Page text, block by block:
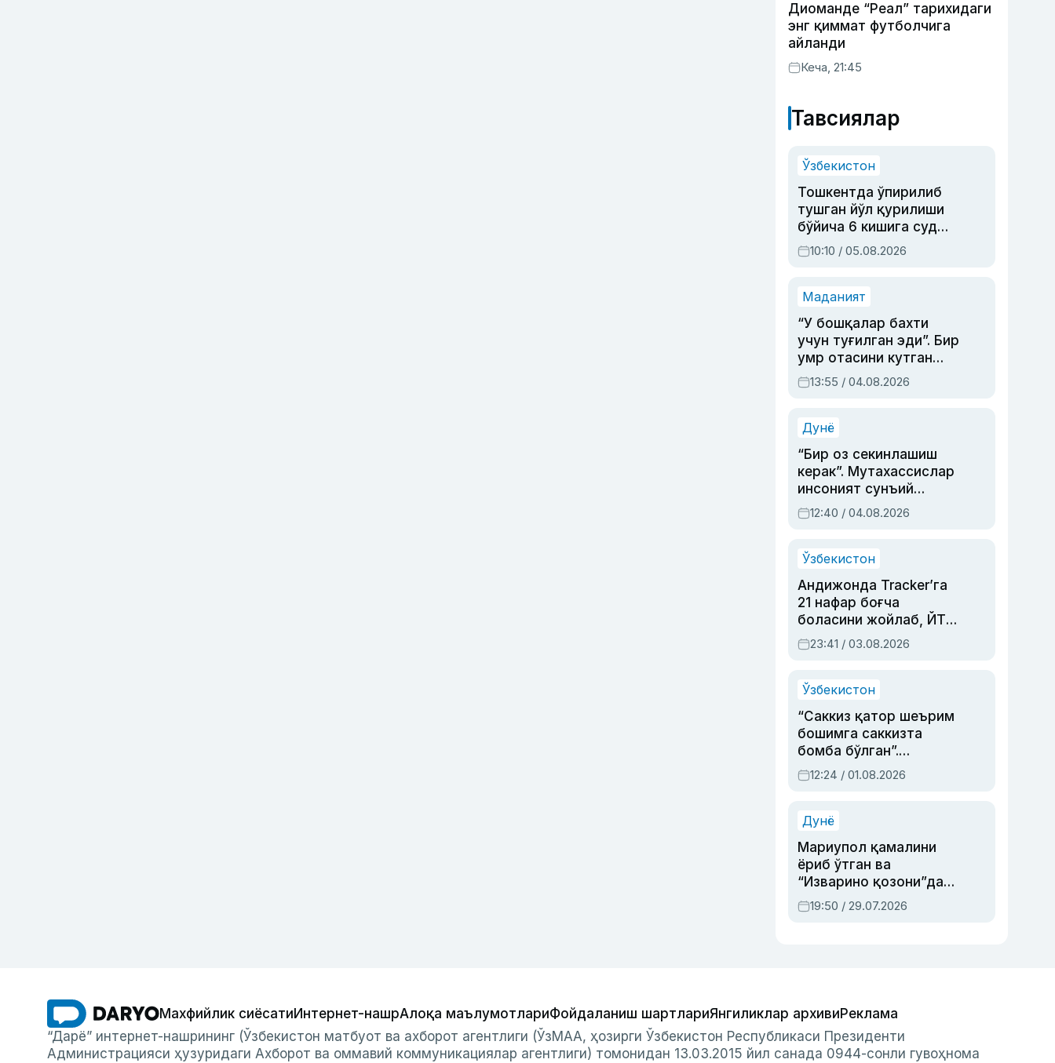
Диоманде “Реал” тарихидаги
энг қиммат футболчига
айланди
Кеча, 21:45
Тавсиялар
Ўзбекистон
Тошкентда ўпирилиб
тушган йўл қурилиши
бўйича 6 кишига суд
ҳукми ўқилди
10:10 / 05.08.2026
Маданият
“У бошқалар бахти
учун туғилган эди”. Бир
умр отасини кутган
актриса ва дубльяж
устаси Римма
синовларга тўла ҳаёти
13:55 / 04.08.2026
Дунё
“Бир оз секинлашиш
керак”. Мутахассислар
инсоният сунъий
интеллектни бошқара
олмай қолишидан
12:40 / 04.08.2026
Ўзбекистон
Андижонда Tracker’га
21 нафар боғча
боласини жойлаб, ЙТҲ
содир этган аёлга суд
ҳукми ўқилди
23:41 / 03.08.2026
Ўзбекистон
“Саккиз қатор шеърим
бошимга саккизта
бомба бўлган”.
Абдулла Ориповни
сиёсий айбловлардан
12:24 / 01.08.2026
Дунё
Мариупол қамалини
ёриб ўтган ва
“Изварино қозони”дан
чиққан қаҳрамон —
Украина армияси бош
19:50 / 29.07.2026
Махфийлик сиёсатиИнтернет-нашрАлоқа маълумотлариФойдаланиш шартлариЯнгиликлар архивиРеклама
“Дарё” интернет-нашрининг (Ўзбекистон матбуот ва ахборот агентлиги (ЎзМАА, ҳозирги Ўзбекистон Республикаси Президенти
Администрацияси ҳузуридаги Ахборот ва оммавий коммуникациялар агентлиги) томонидан 13.03.2015 йил санада 0944-сонли гувоҳнома